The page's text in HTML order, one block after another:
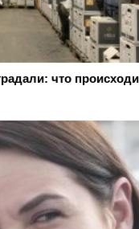
что